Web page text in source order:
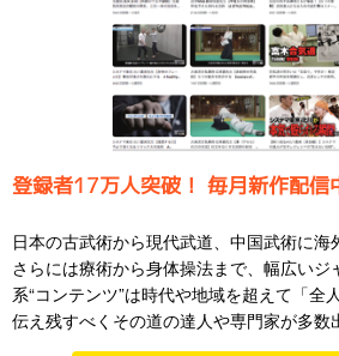
登録者17万人突破！ 毎月新作配信
日本の古武術から現代武道、中国武術に海
さらには療術から身体操法まで、幅広い
系“コンテンツ”は時代や地域を超えて「全
伝え残すべくその道の達人や専門家が多数